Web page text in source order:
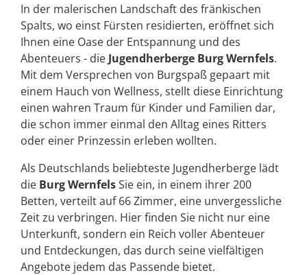
In der malerischen Landschaft des fränkischen
Spalts, wo einst Fürsten residierten, eröffnet sich
Ihnen eine Oase der Entspannung und des
Abenteuers - die Jugendherberge Burg Wernfels.
Mit dem Versprechen von Burgspaß gepaart mit
einem Hauch von Wellness, stellt diese Einrichtung
einen wahren Traum für Kinder und Familien dar,
die schon immer einmal den Alltag eines Ritters
oder einer Prinzessin erleben wollten.
Als Deutschlands beliebteste Jugendherberge lädt
die Burg WernfelsSie ein, in einem ihrer 200
Betten, verteilt auf 66 Zimmer, eine unvergessliche
Zeit zu verbringen. Hier finden Sie nicht nur eine
Unterkunft, sondern ein Reich voller Abenteuer
und Entdeckungen, das durch seine vielfältigen
Angebote jedem das Passende bietet.